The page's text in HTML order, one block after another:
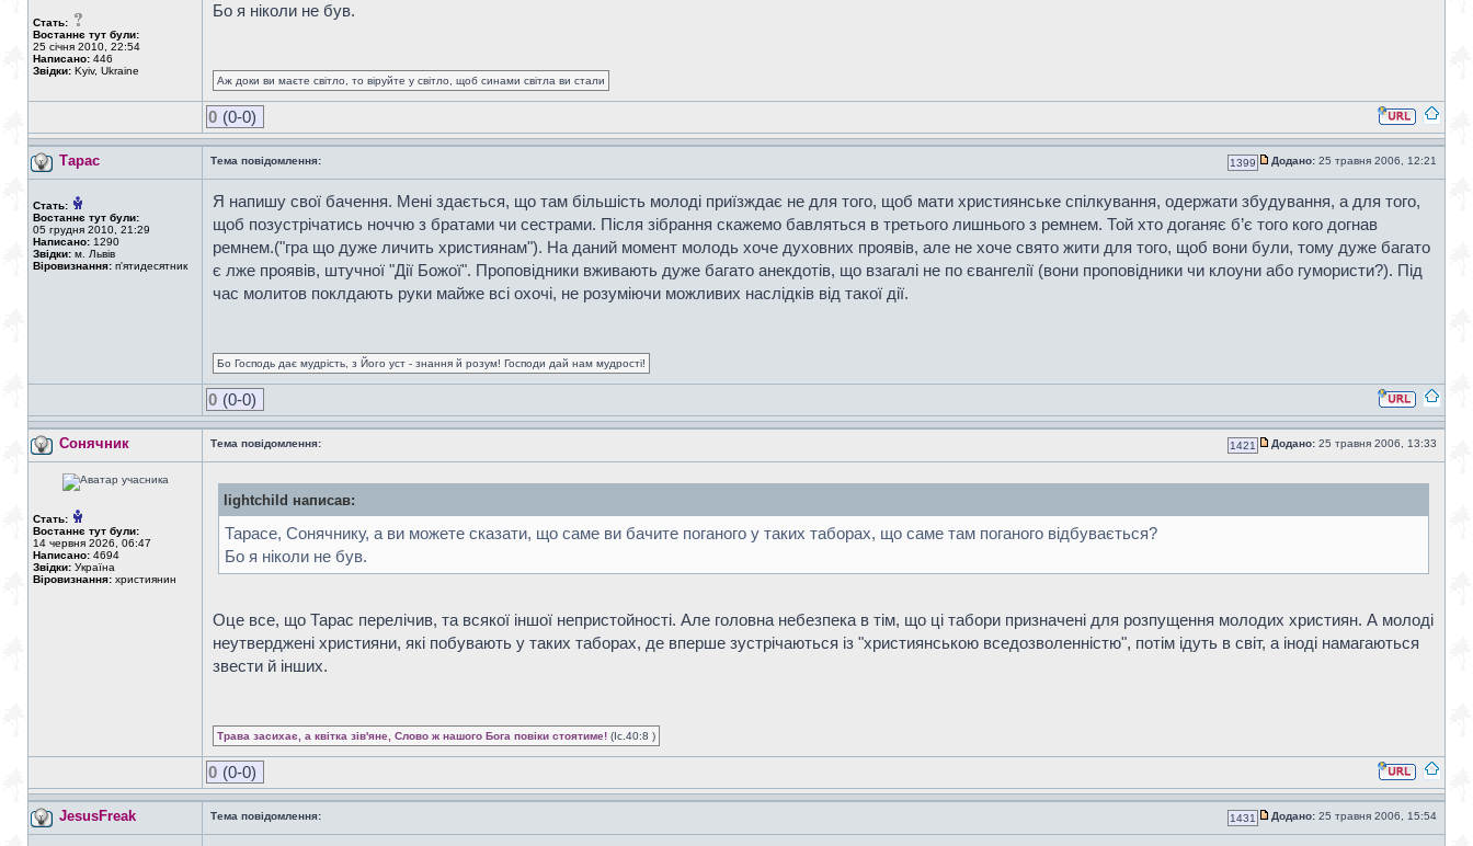
Стать:
Востаннє тут були:
25 січня 2010, 22:54
Написано: 446
Звідки: Kyiv, Ukraine
Бо я ніколи не був.
Аж доки ви маєте світло, то віруйте у світло, щоб синами світла ви стали
0 (0-0)
Тарас Тема повідомлення: 1399 Додано: 25 травня 2006, 12:21
Стать:
Востаннє тут були:
05 грудня 2010, 21:29
Написано: 1290
Звідки: м. Львів
Віровизнання: п'ятидесятник
Я напишу свої бачення. Мені здається, що там більшість молоді приїзждає не для того, щоб мати християнське спілкування, одержати збудування, а для того,
щоб позустрічатись ноччю з братами чи сестрами. Після зібрання скажемо бавляться в третього лишнього з ремнем. Той хто доганяє б’є того кого догнав
ремнем.("гра що дуже личить християнам"). На даний момент молодь хоче духовних проявів, але не хоче свято жити для того, щоб вони були, тому дуже багато
є лже проявів, штучної "Дії Божої". Проповідники вживають дуже багато анекдотів, що взагалі не по євангелії (вони проповідники чи клоуни або гумористи?). Під
час молитов поклдають руки майже всі охочі, не розуміючи можливих наслідків від такої дії.
Бо Господь дає мудрість, з Його уст - знання й розум! Господи дай нам мудрості!
0 (0-0)
Сонячник Тема повідомлення: 1421 Додано: 25 травня 2006, 13:33
Стать:
Востаннє тут були:
14 червня 2026, 06:47
Написано: 4694
Звідки: Україна
Віровизнання: християнин
lightchild написав:
Тарасе, Сонячнику, а ви можете сказати, що саме ви бачите поганого у таких таборах, що саме там поганого відбувається?
Бо я ніколи не був.
Оце все, що Тарас перелічив, та всякої іншої непристойності. Але головна небезпека в тім, що ці табори призначені для розпущення молодих християн. А молоді
неутверджені християни, які побувають у таких таборах, де вперше зустрічаються із "християнською вседозволенністю", потім ідуть в світ, а іноді намагаються
звести й інших.
Трава засихає, а квітка зів'яне, Слово ж нашого Бога повіки стоятиме! (Іс.40:8 )
0 (0-0)
JesusFreak Тема повідомлення: 1431 Додано: 25 травня 2006, 15:54